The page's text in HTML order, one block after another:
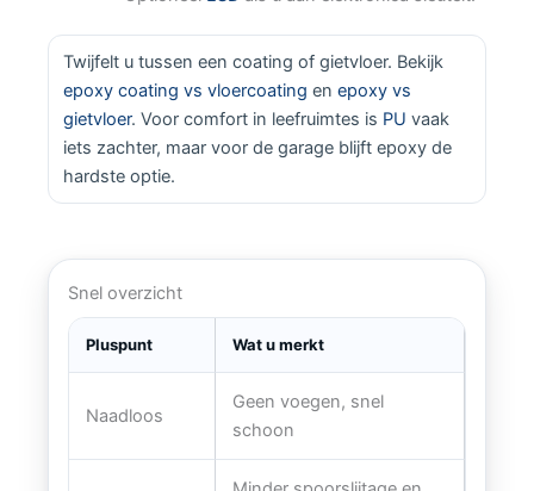
Twijfelt u tussen een coating of gietvloer. Bekijk
epoxy coating vs vloercoating en epoxy vs
gietvloer. Voor comfort in leefruimtes is PU vaak
iets zachter, maar voor de garage blijft epoxy de
hardste optie.
Snel overzicht
Pluspunt Wat u merkt
Naadloos
Geen voegen, snel
schoon